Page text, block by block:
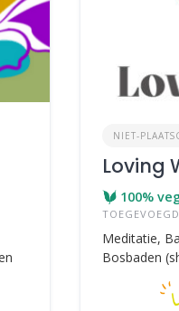
NIET-
Loving
100%
Meditatie,
Bosbaden